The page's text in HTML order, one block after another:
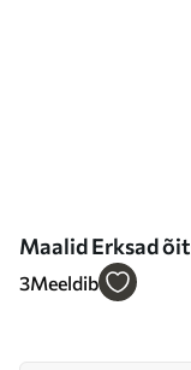
Maalid Erksad
värvilises
3Meeldib